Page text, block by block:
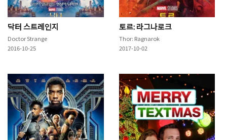
닥터 스트레인지
Doctor Strange
2016-10-25
토르: 라그나로크
Thor: Ragnarok
2017-10-02